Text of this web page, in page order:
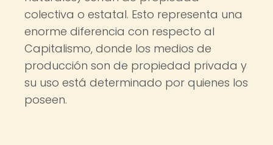
colectiva o estatal. Esto representa una
enorme diferencia con respecto al
Capitalismo, donde los medios de
producción son de propiedad privada y
su uso está determinado por quienes los
poseen.